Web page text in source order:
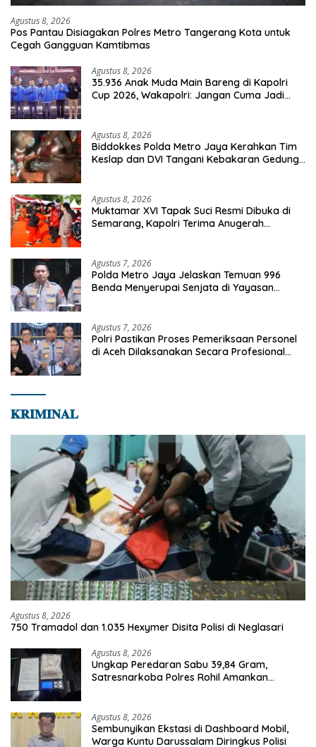
Agustus 8, 2026
Pos Pantau Disiagakan Polres Metro Tangerang Kota untuk
Cegah Gangguan Kamtibmas
Agustus 8, 2026
35.936 Anak Muda Main Bareng di Kapolri
Cup 2026, Wakapolri: Jangan Cuma Jadi
Agustus 8, 2026
Biddokkes Polda Metro Jaya Kerahkan Tim
Keslap dan DVI Tangani Kebakaran Gedung
Agustus 8, 2026
Muktamar XVI Tapak Suci Resmi Dibuka di
Semarang, Kapolri Terima Anugerah
Agustus 7, 2026
Polda Metro Jaya Jelaskan Temuan 996
Benda Menyerupai Senjata di Yayasan
Agustus 7, 2026
Polri Pastikan Proses Pemeriksaan Personel
di Aceh Dilaksanakan Secara Profesional
𝐊𝐑𝐈𝐌𝐈𝐍𝐀𝐋
Agustus 8, 2026
750 Tramadol dan 1.035 Hexymer Disita Polisi di Neglasari
Agustus 8, 2026
Ungkap Peredaran Sabu 39,84 Gram,
Satresnarkoba Polres Rohil Amankan
Agustus 8, 2026
Sembunyikan Ekstasi di Dashboard Mobil,
Warga Kuntu Darussalam Diringkus Polisi